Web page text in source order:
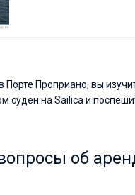
Порте Проприано, вы
суден на Sailica и
об